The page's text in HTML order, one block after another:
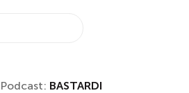
Podcast: BASTARDI